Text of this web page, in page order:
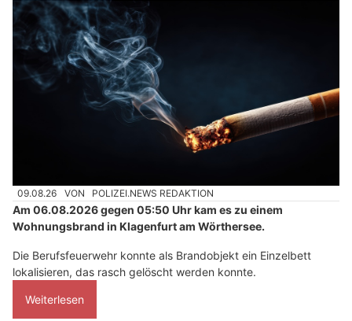
09.08.26 VON POLIZEI.NEWS REDAKTION
Am 06.08.2026 gegen 05:50 Uhr kam es zu einem
Wohnungsbrand in Klagenfurt am Wörthersee.
Die Berufsfeuerwehr konnte als Brandobjekt ein Einzelbett
lokalisieren, das rasch gelöscht werden konnte.
Weiterlesen